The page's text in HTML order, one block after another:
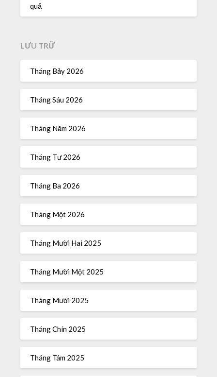
quả
LƯU TRỮ
Tháng Bảy 2026
Tháng Sáu 2026
Tháng Năm 2026
Tháng Tư 2026
Tháng Ba 2026
Tháng Một 2026
Tháng Mười Hai 2025
Tháng Mười Một 2025
Tháng Mười 2025
Tháng Chín 2025
Tháng Tám 2025